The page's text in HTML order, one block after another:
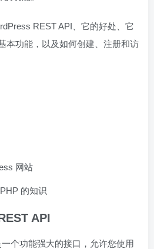
REST API、它的好处、它
本功能，以及如何创建、注册和访
网站
的知识
API
个功能强大的接口，允许您使用